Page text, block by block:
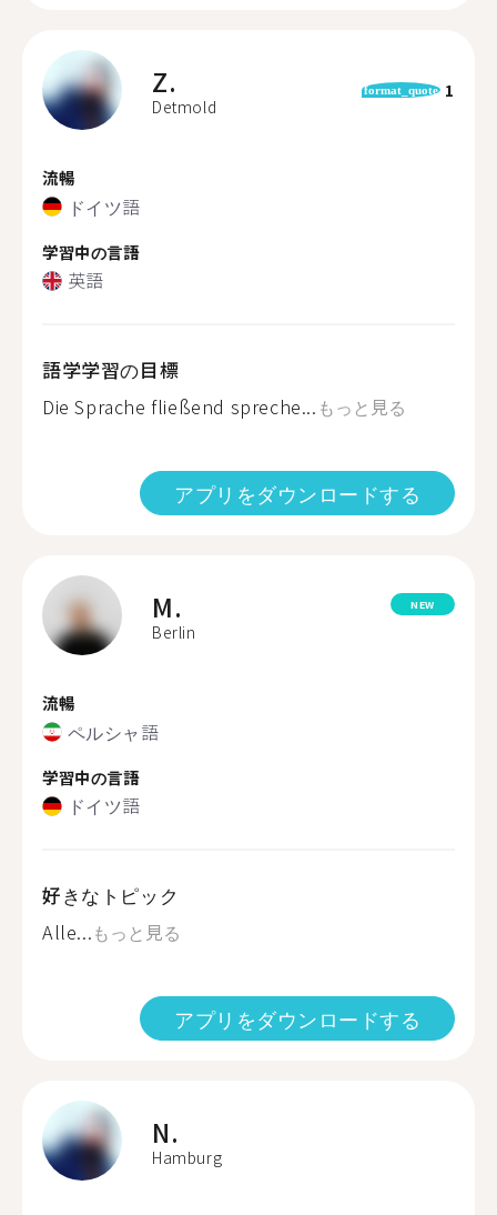
Z.
Detmold
format_quote 1
流暢
ドイツ語
学習中の言語
英語
語学学習の目標
Die Sprache fließend spreche... もっと見る
アプリをダウンロードする
M.
Berlin
NEW
流暢
ペルシャ語
学習中の言語
ドイツ語
好きなトピック
Alle...もっと見る
アプリをダウンロードする
N.
Hamburg